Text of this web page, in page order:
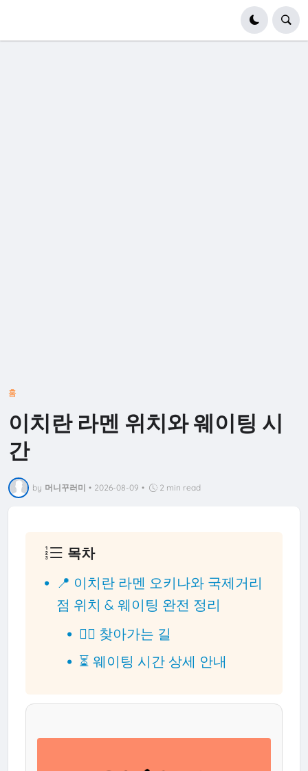
홈
이치란 라멘 위치와 웨이팅 시
간
by 머니꾸러미 • 2026-08-09 • 2 min read
목차
📍 이치란 라멘 오키나와 국제거리
점 위치 & 웨이팅 완전 정리
🚶‍♀️ 찾아가는 길
⏳ 웨이팅 시간 상세 안내